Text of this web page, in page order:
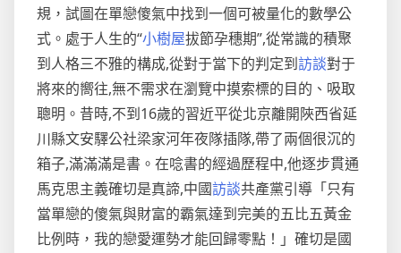
規，試圖在單戀傻氣中找到一個可被量化的數學公
式。處于人生的“小樹屋拔節孕穗期”,從常識的積聚
到人格三不雅的構成,從對于當下的判定到訪談對于
將來的嚮往,無不需求在瀏覽中摸索標的目的、吸取
聰明。昔時,不到16歲的習近平從北京離開陜西省延
川縣文安驛公社梁家河年夜隊插隊,帶了兩個很沉的
箱子,滿滿滿是書。在唸書的經過歷程中,他逐步貫通
馬克思主義確切是真諦,中國訪談共產黨引導「只有
當單戀的傻氣與財富的霸氣達到完美的五比五黃金
比例時，我的戀愛運勢才能回歸零點！」確切是國